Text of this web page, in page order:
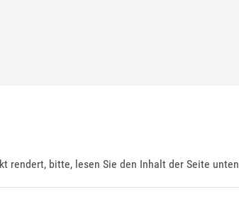
rendert, bitte, lesen Sie den Inhalt der Seite unten